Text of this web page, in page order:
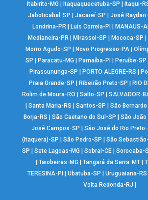
Itabirito-MG
Itaquaquecetuba-SP Itaqui-
Jaboticabal-SP
Jacareí-SP José
Londrina-PR| Luís Correia-PI MANAUS-
Medianeira-PR
Mirassol-SP Mococa-SP
Morro Agudo-SP
Novo Progresso-PA |
SP
Paracatu-MG Parnaíba-PI Peruíbe-SP
Pirassununga-SP
PORTO ALEGRE-RS
Praia Grande-SP
Ribeirão Preto-SP RIO
Rolim de Moura-RO
Salto-SP SALVADOR-
|Santa Maria-RS |Santos-SP |São
Borja-RS
|São Caetano do Sul-SP |São João
José Campos-SP
|São José do Rio Preto-
(Itaquera)-SP
|São Pedro-SP |São
SP
|Sete Lagoas-MG |Sobral-CE |Sorocaba-
Taiobeiras-MG Tangará da Serra-MT|
TERESINA-PI
|Ubatuba-SP |Uruguaiana-RS
Volta Redonda-RJ